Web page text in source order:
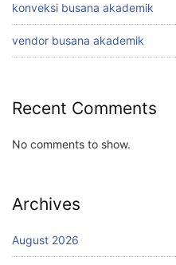
konveksi busana akademik
vendor busana akademik
Recent Comments
No comments to show.
Archives
August 2026